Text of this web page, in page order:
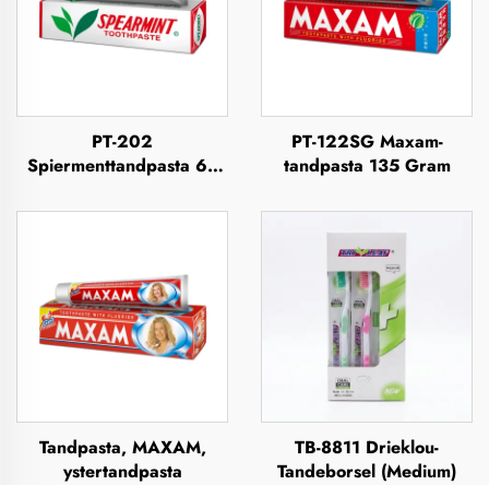
PT-202
Spiermenttandpasta 63
PT-122SG Maxam-
tandpasta 135 Gram
Tandpasta, MAXAM,
ystertandpasta
TB-8811 Drieklou-
Tandeborsel (Medium)